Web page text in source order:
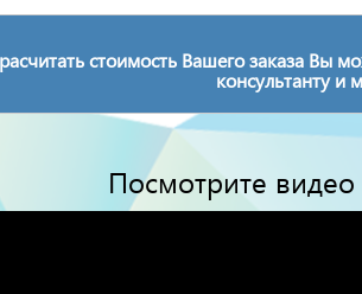
стоимость Вашего заказа Вы
консультанту и
Посмотрите